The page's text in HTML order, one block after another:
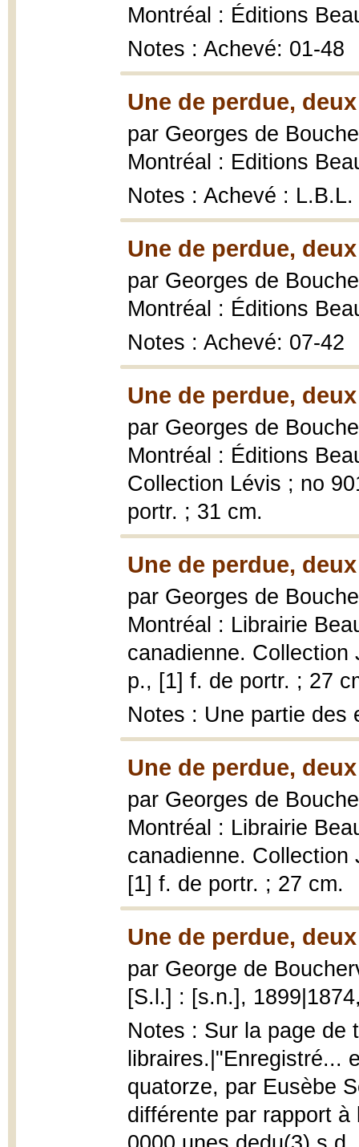
Montréal : Éditions
Notes : Achevé: 01-48
Une de perdue,
par Georges de
Montréal : Editions
Notes : Achevé :
Une de perdue,
par Georges de
Montréal : Éditions
Notes : Achevé: 07-42
Une de perdue,
par Georges de
Montréal : Éditions
Collection Lévis ; no
portr. ; 31 cm.
Une de perdue,
par Georges de
Montréal : Librairie
canadienne.
p., [1] f. de portr. ; 27
Notes : Une partie des
Une de perdue,
par Georges de
Montréal : Librairie
canadienne.
[1] f. de portr. ; 27 cm.
Une de perdue,
par George de
[S.l.] : [s.n.],
Notes : Sur la page de
libraires.|"Enregistré...
quatorze, par Eusèbe
différente par rapport